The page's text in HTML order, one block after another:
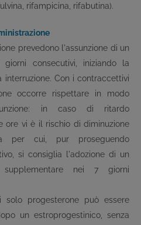
rifampicina, rifabutina).
prevedono l'assunzione di un
consecutivi, iniziando la
interruzione. Con i contraccettivi
occorre rispettare in modo
in caso di ritardo
ore vi è il rischio di diminuzione
per cui, pur proseguendo
si consiglia l'adozione di un
supplementare nei 7 giorni
solo progesterone può essere
un estroprogestinico, senza